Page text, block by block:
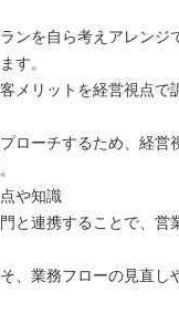
ンを自ら考えアレンジ
す。
メリットを経営視点で
ローチするため、経営
や知識
と連携することで、営
、業務フローの見直し